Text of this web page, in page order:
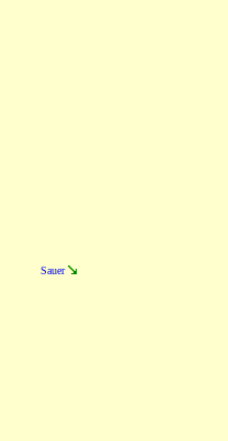
Sauer